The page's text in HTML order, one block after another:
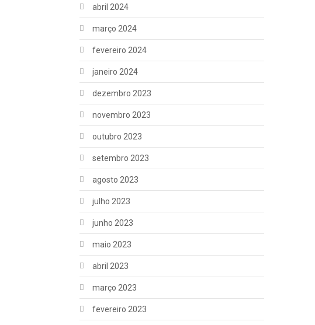
abril 2024
março 2024
fevereiro 2024
janeiro 2024
dezembro 2023
novembro 2023
outubro 2023
setembro 2023
agosto 2023
julho 2023
junho 2023
maio 2023
abril 2023
março 2023
fevereiro 2023